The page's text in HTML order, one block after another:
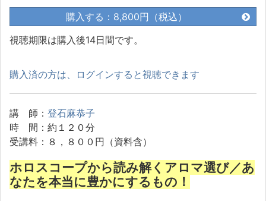
購入する：8,800円（税込）
視聴期限は購入後14日間です。
購入済の方は、ログインすると視聴できます
講 師： 登石麻恭子
時 間：約１２０分
受講料：８，８００円（資料含）
ホロスコープから読み解くアロマ選び／あ
なたを本当に豊かにするもの！